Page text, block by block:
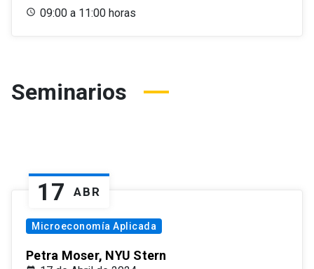
09:00 a 11:00 horas
Seminarios
17 ABR
Microeconomía Aplicada
Petra Moser, NYU Stern